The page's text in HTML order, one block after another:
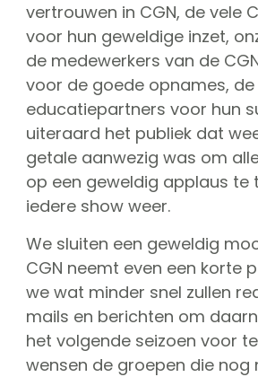
CGN Champions
CGN fonds 2020
Contact
English
(0)
Account
vertrouwen in CGN, de vele
voor hun geweldige inzet,
de medewerkers van de
voor de goede opnames,
educatiepartners voor hun
uiteraard het publiek dat
getale aanwezig was om
op een geweldig applaus te
iedere show weer.
We sluiten een geweldig
CGN neemt even een korte
we wat minder snel zullen
mails en berichten om
het volgende seizoen voor
wensen de groepen die nog